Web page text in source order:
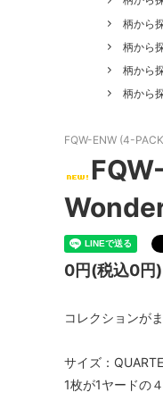
柄から
柄から
柄から
柄から
FQW-ENW (4-
0円(税込0円)
コレクションが
サイズ：
1枚が1ヤードの